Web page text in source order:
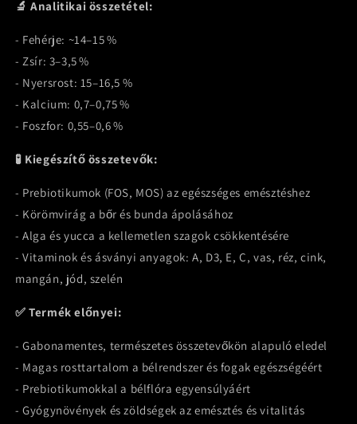
🔬 Analitikai összetétel:
- Fehérje: ~14–15 %
- Zsír: 3–3,5 %
- Nyersrost: 15–16,5 %
- Kalcium: 0,7–0,75 %
- Foszfor: 0,55–0,6 %
🧪 Kiegészítő összetevők:
- Prebiotikumok (FOS, MOS) az egészséges emésztéshez
- Körömvirág a bőr és bunda ápolásához
- Alga és yucca a kellemetlen szagok csökkentésére
- Vitaminok és ásványi anyagok: A, D3, E, C, vas, réz, cink,
mangán, jód, szelén
✅ Termék előnyei:
- Gabonamentes, természetes összetevőkön alapuló eledel
- Magas rosttartalom a bélrendszer és fogak egészségéért
- Prebiotikumokkal a bélflóra egyensúlyáért
- Gyógynövények és zöldségek az emésztés és vitalitás